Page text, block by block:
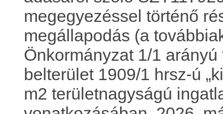
megegyezéssel történő
megállapodás (a
Önkormányzat 1/1
belterület 1909/1 hrsz-ú
m2 területnagyságú